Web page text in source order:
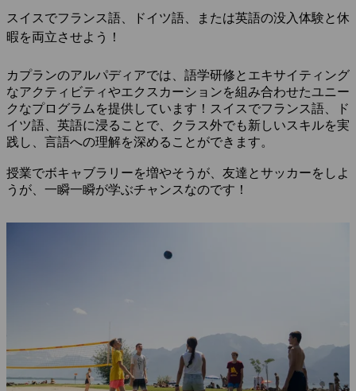
スイスでフランス語、ドイツ語、または英語の没入体験と休
暇を両立させよう！
カプランのアルパディアでは、語学研修とエキサイティング
なアクティビティやエクスカーションを組み合わせたユニー
クなプログラムを提供しています！スイスでフランス語、ド
イツ語、英語に浸ることで、クラス外でも新しいスキルを実
践し、言語への理解を深めることができます。
授業でボキャブラリーを増やそうが、友達とサッカーをしよ
うが、一瞬一瞬が学ぶチャンスなのです！